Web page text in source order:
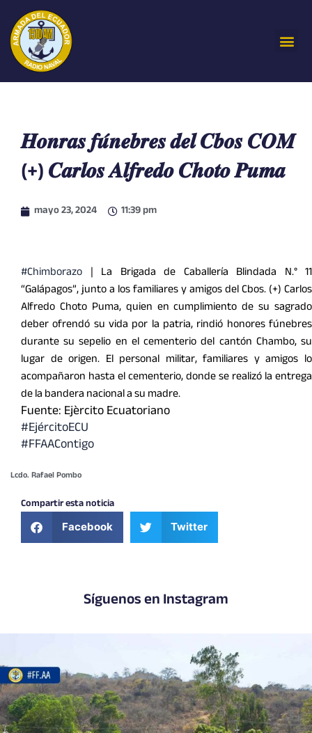
contenido
𝑯𝒐𝒏𝒓𝒂𝒔 𝒇𝒖́𝒏𝒆𝒃𝒓𝒆𝒔 𝒅𝒆𝒍 𝑪𝒃𝒐𝒔 𝑪𝑶𝑴
(+) 𝑪𝒂𝒓𝒍𝒐𝒔 𝑨𝒍𝒇𝒓𝒆𝒅𝒐 𝑪𝒉𝒐𝒕𝒐 𝑷𝒖𝒎𝒂
mayo 23, 2024 11:39 pm
#Chimborazo | La Brigada de Caballería Blindada N.° 11
“Galápagos”, junto a los familiares y amigos del Cbos. (+) Carlos
Alfredo Choto Puma, quien en cumplimiento de su sagrado
deber ofrendó su vida por la patria, rindió honores fúnebres
durante su sepelio en el cementerio del cantón Chambo, su
lugar de origen. El personal militar, familiares y amigos lo
acompañaron hasta el cementerio, donde se realizó la entrega
de la bandera nacional a su madre.
Fuente: Ejèrcito Ecuatoriano
#EjércitoECU
#FFAAContigo
Lcdo. Rafael Pombo
Compartir esta noticia
Facebook Twitter
Síguenos en Instagram